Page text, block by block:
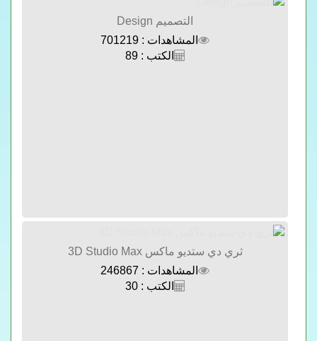
التصميم Design
المشاهدات : 701219
الكتب : 89
ثري دي ستديو ماكس 3D Studio Max
المشاهدات : 246867
الكتب : 30